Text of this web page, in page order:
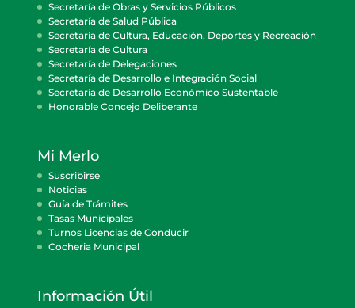
Secretaría de Obras y Servicios Públicos
Secretaría de Salud Pública
Secretaría de Cultura, Educación, Deportes y Recreación
Secretaría de Cultura
Secretaría de Delegaciones
Secretaría de Desarrollo e Integración Social
Secretaría de Desarrollo Económico Sustentable
Honorable Concejo Deliberante
Mi Merlo
Suscribirse
Noticias
Guía de Trámites
Tasas Municipales
Turnos Licencias de Conducir
Cocheria Municipal
Información Útil